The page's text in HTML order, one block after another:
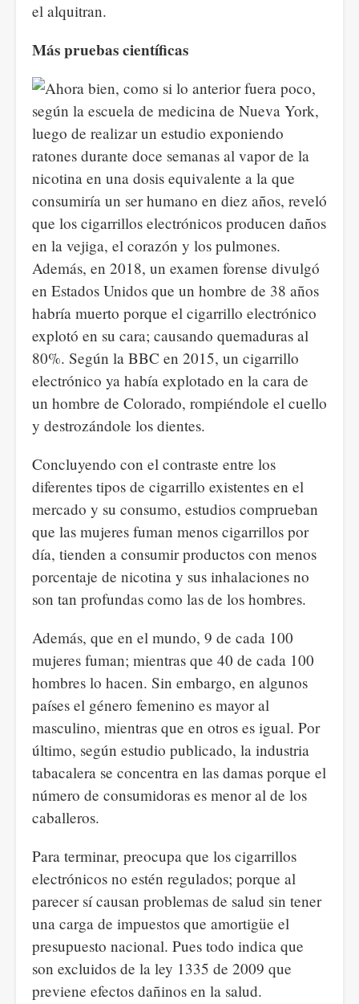
el alquitran.
Más pruebas científicas
Ahora bien, como si lo anterior fuera poco,
según la escuela de medicina de Nueva York,
luego de realizar un estudio exponiendo
ratones durante doce semanas al vapor de la
nicotina en una dosis equivalente a la que
consumiría un ser humano en diez años, reveló
que los cigarrillos electrónicos producen daños
en la vejiga, el corazón y los pulmones.
Además, en 2018, un examen forense divulgó
en Estados Unidos que un hombre de 38 años
habría muerto porque el cigarrillo electrónico
explotó en su cara; causando quemaduras al
80%. Según la BBC en 2015, un cigarrillo
electrónico ya había explotado en la cara de
un hombre de Colorado, rompiéndole el cuello
y destrozándole los dientes.
Concluyendo con el contraste entre los
diferentes tipos de cigarrillo existentes en el
mercado y su consumo, estudios comprueban
que las mujeres fuman menos cigarrillos por
día, tienden a consumir productos con menos
porcentaje de nicotina y sus inhalaciones no
son tan profundas como las de los hombres.
Además, que en el mundo, 9 de cada 100
mujeres fuman; mientras que 40 de cada 100
hombres lo hacen. Sin embargo, en algunos
países el género femenino es mayor al
masculino, mientras que en otros es igual. Por
último, según estudio publicado, la industria
tabacalera se concentra en las damas porque el
número de consumidoras es menor al de los
caballeros.
Para terminar, preocupa que los cigarrillos
electrónicos no estén regulados; porque al
parecer sí causan problemas de salud sin tener
una carga de impuestos que amortigüe el
presupuesto nacional. Pues todo indica que
son excluidos de la ley 1335 de 2009 que
previene efectos dañinos en la salud.